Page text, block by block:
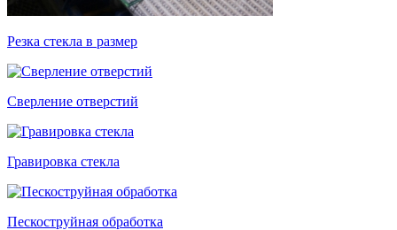
Резка стекла в размер
Сверление отверстий
Гравировка стекла
Пескоструйная обработка